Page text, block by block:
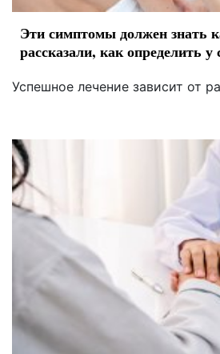
Эти симптомы должен знать
рассказали, как определить у
Успешное лечение зависит от